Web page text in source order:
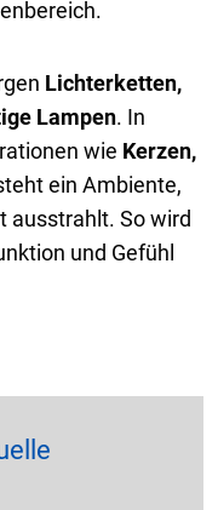
Lichterketten,
Lampen. In
wie Kerzen,
ein Ambiente,
ausstrahlt. So wird
und Gefühl